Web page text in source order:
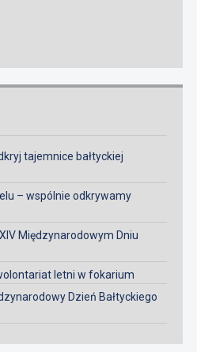
tajemnice bałtyckiej
– wspólnie odkrywamy
Międzynarodowym Dniu
letni w fokarium
Dzień Bałtyckiego